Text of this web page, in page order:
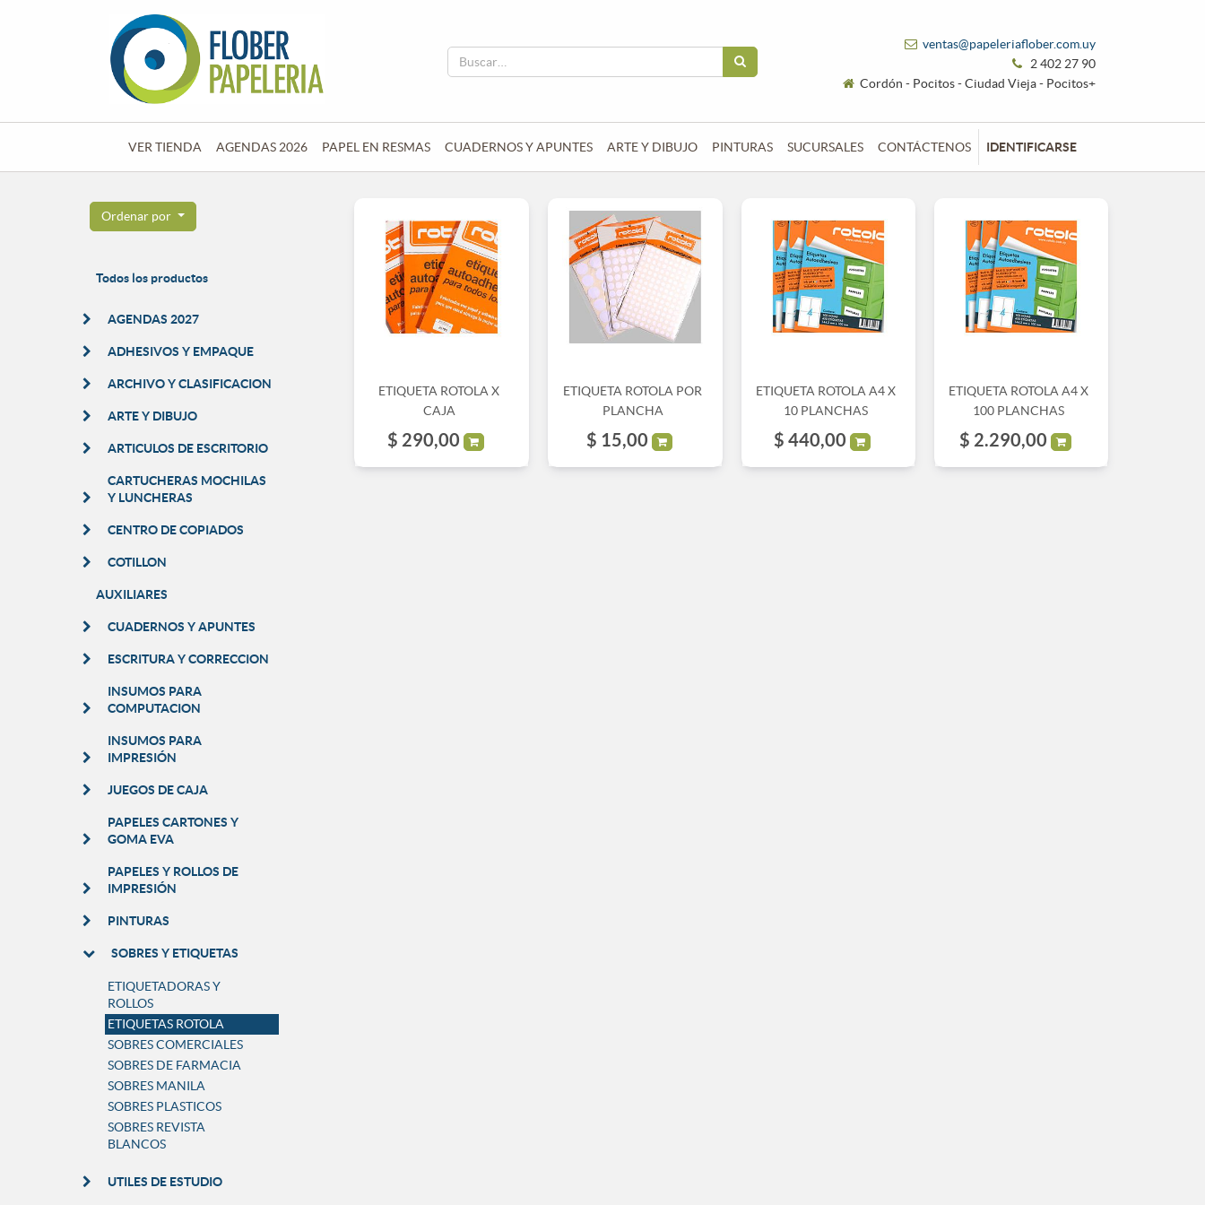
ventas@papeleriaflober.com.uy
2 402 27 90
Cordón - Pocitos - Ciudad Vieja - Pocitos+
VER TIENDA AGENDAS 2026 PAPEL EN RESMAS CUADERNOS Y APUNTES ARTE Y DIBUJO PINTURAS SUCURSALES CONTÁCTENOS IDENTIFICARSE
Ordenar por
Todos los productos
AGENDAS 2027
ADHESIVOS Y EMPAQUE
ARCHIVO Y CLASIFICACION
ARTE Y DIBUJO
ARTICULOS DE ESCRITORIO
CARTUCHERAS MOCHILAS
Y LUNCHERAS
CENTRO DE COPIADOS
COTILLON
AUXILIARES
CUADERNOS Y APUNTES
ESCRITURA Y CORRECCION
INSUMOS PARA
COMPUTACION
INSUMOS PARA
IMPRESIÓN
JUEGOS DE CAJA
PAPELES CARTONES Y
GOMA EVA
PAPELES Y ROLLOS DE
IMPRESIÓN
PINTURAS
SOBRES Y ETIQUETAS
ETIQUETADORAS Y
ROLLOS
ETIQUETAS ROTOLA
SOBRES COMERCIALES
SOBRES DE FARMACIA
SOBRES MANILA
SOBRES PLASTICOS
SOBRES REVISTA
BLANCOS
UTILES DE ESTUDIO
ETIQUETA ROTOLA X
CAJA
$ 290,00
ETIQUETA ROTOLA POR
PLANCHA
$ 15,00
ETIQUETA ROTOLA A4 X
10 PLANCHAS
$440,00
ETIQUETA ROTOLA A4 X
100 PLANCHAS
$ 2.290,00